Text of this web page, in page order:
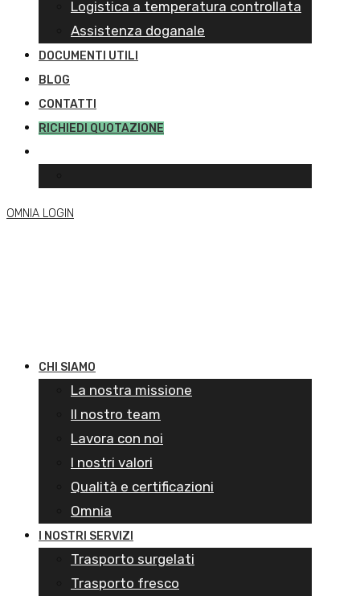
Logistica a temperatura controllata
Assistenza doganale
DOCUMENTI UTILI
BLOG
CONTATTI
RICHIEDI QUOTAZIONE
OMNIA LOGIN
CHI SIAMO
La nostra missione
Il nostro team
Lavora con noi
I nostri valori
Qualità e certificazioni
Omnia
I NOSTRI SERVIZI
Trasporto surgelati
Trasporto fresco